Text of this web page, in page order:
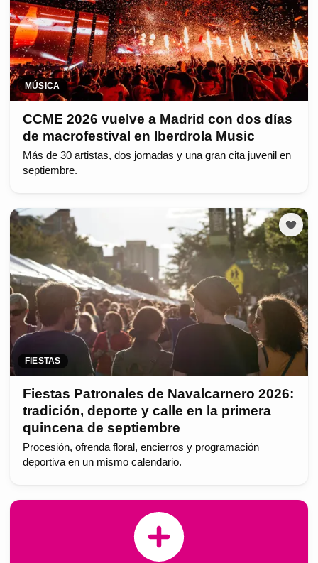
MÚSICA
CCME 2026 vuelve a Madrid con dos días
de macrofestival en Iberdrola Music
Más de 30 artistas, dos jornadas y una gran cita juvenil en
septiembre.
FIESTAS
Fiestas Patronales de Navalcarnero 2026:
tradición, deporte y calle en la primera
quincena de septiembre
Procesión, ofrenda floral, encierros y programación
deportiva en un mismo calendario.